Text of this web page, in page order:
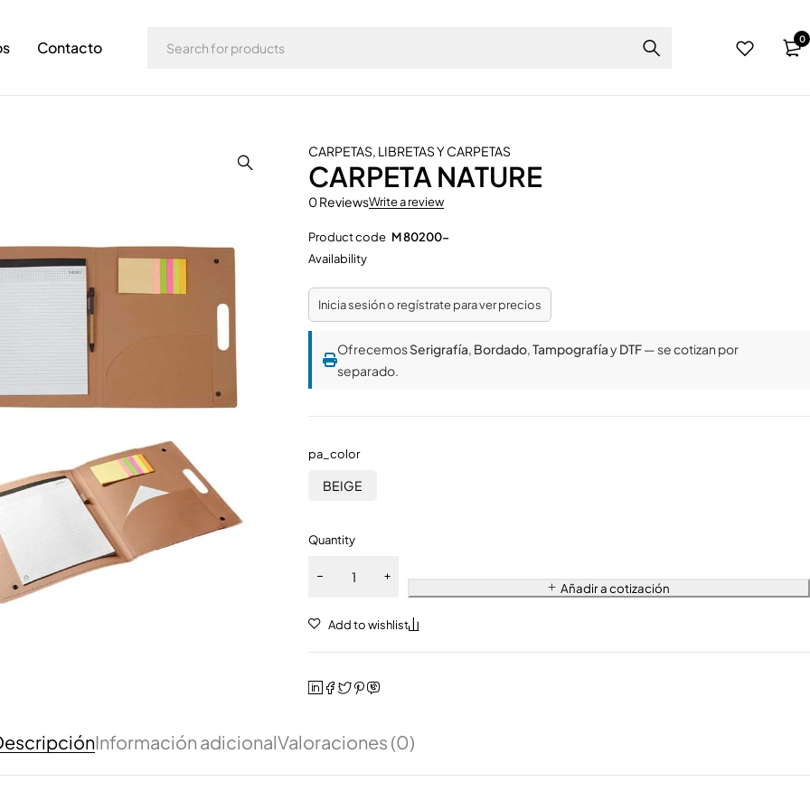
Contacto 0
CARPETAS, LIBRETAS Y CARPETAS
CARPETA NATURE
0 ReviewsWrite a review
Product code M 80200-
Availability
Inicia sesión o regístrate para ver precios
OfrecemosSerigrafía, Bordado,TampografíayDTF— se cotizan por
separado.
pa_color
BEIGE
Quantity
Añadir a cotización
Información adicionalValoraciones (0)